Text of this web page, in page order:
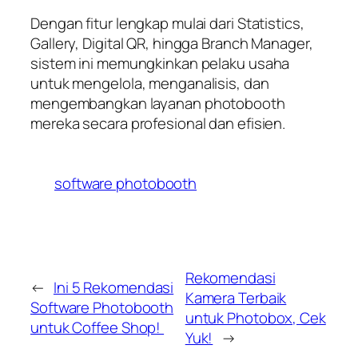
Dengan fitur lengkap mulai dari Statistics,
Gallery, Digital QR, hingga Branch Manager,
sistem ini memungkinkan pelaku usaha
untuk mengelola, menganalisis, dan
mengembangkan layanan photobooth
mereka secara profesional dan efisien.
software photobooth
← Ini 5 Rekomendasi
Software Photobooth
untuk Coffee Shop!
Rekomendasi
Kamera Terbaik
untuk Photobox, Cek
Yuk! →